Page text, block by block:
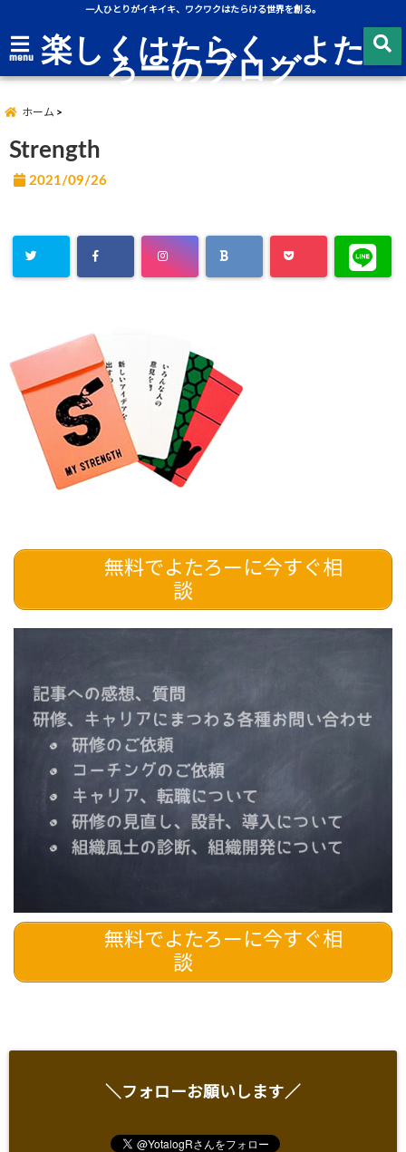
一人ひとりがイキイキ、ワクワクはたらける世界を創る。
menu 楽しくはたらく、よた
ろーのブログ
ホーム
Strength
2021/09/26
無料でよたろーに今すぐ相
談
無料でよたろーに今すぐ相
談
＼フォローお願いします／